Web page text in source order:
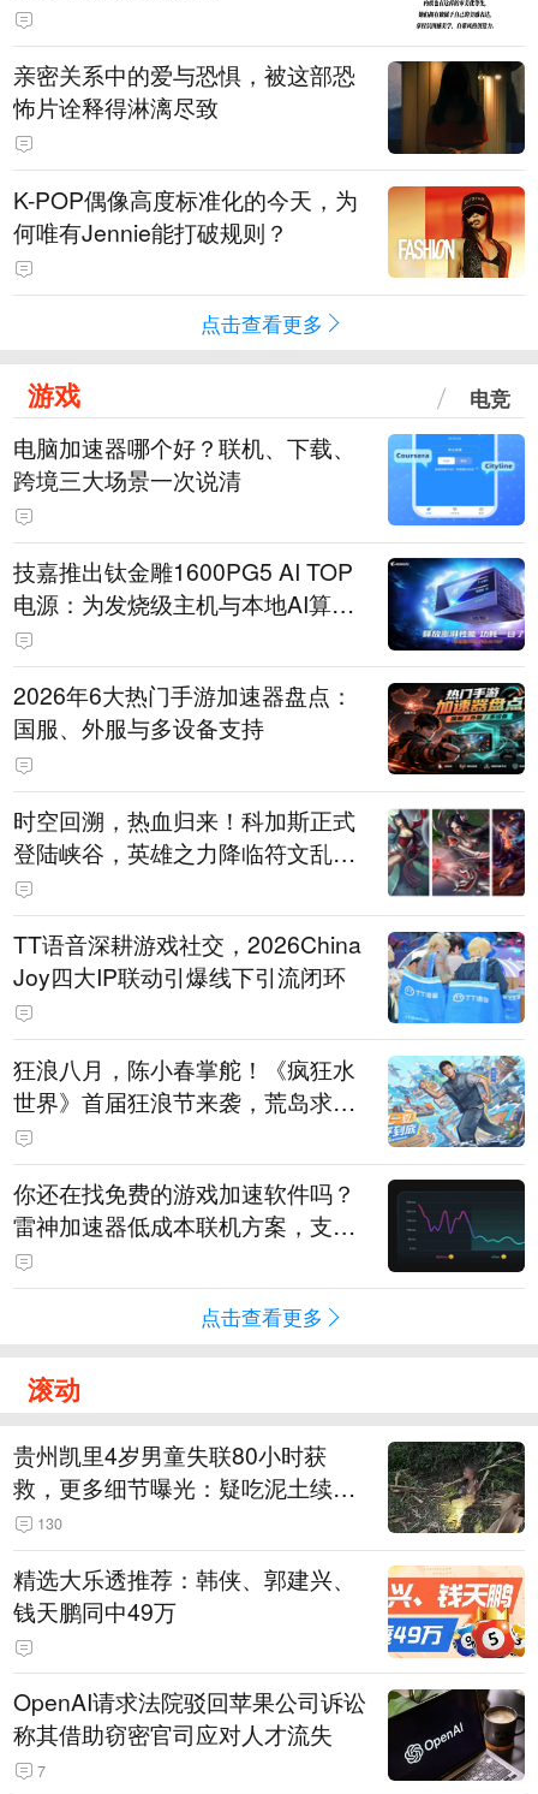
亲密关系中的爱与恐惧，被这部恐
怖片诠释得淋漓尽致
K-POP偶像高度标准化的今天，为
何唯有Jennie能打破规则？
点击查看更多
游戏 电竞
电脑加速器哪个好？联机、下载、
跨境三大场景一次说清
技嘉推出钛金雕1600PG5 AI TOP
电源：为发烧级主机与本地AI算力
打造旗舰供电方案
2026年6大热门手游加速器盘点：
国服、外服与多设备支持
时空回溯，热血归来！科加斯正式
登陆峡谷，英雄之力降临符文乱
斗！
TT语音深耕游戏社交，2026China
Joy四大IP联动引爆线下引流闭环
狂浪八月，陈小春掌舵！《疯狂水
世界》首届狂浪节来袭，荒岛求生
直播即将开启
你还在找免费的游戏加速软件吗？
雷神加速器低成本联机方案，支持
免费试用
点击查看更多
滚动
贵州凯里4岁男童失联80小时获
救，更多细节曝光：疑吃泥土续
命，搜救至20米附近错过多找3天
130
精选大乐透推荐：韩侠、郭建兴、
钱天鹏同中49万
OpenAI请求法院驳回苹果公司诉讼
称其借助窃密官司应对人才流失
7